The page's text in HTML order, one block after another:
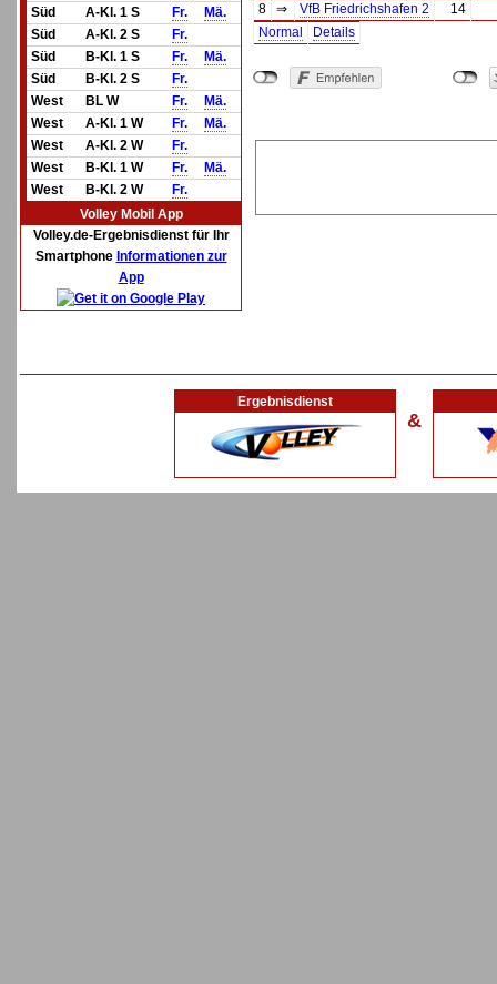
Süd
A-Kl. 1 S Fr.
Mä.
Süd
A-Kl. 2 S
Fr.
Süd
B-Kl. 1 S Fr.
Mä.
Süd
B-Kl. 2 S
Fr.
West
BL W Fr.
Mä.
West
A-Kl. 1 W Fr.
Mä.
West
A-Kl. 2 W
Fr.
West
B-Kl. 1 W Fr.
Mä.
West
B-Kl. 2 W
Fr.
Volley Mobil App
Volley.de-Ergebnisdienst für Ihr
Smartphone Informationen zur
App
8
⇒ VfB Friedrichshafen 2
14
Normal
Details
Ergebnisdienst
&